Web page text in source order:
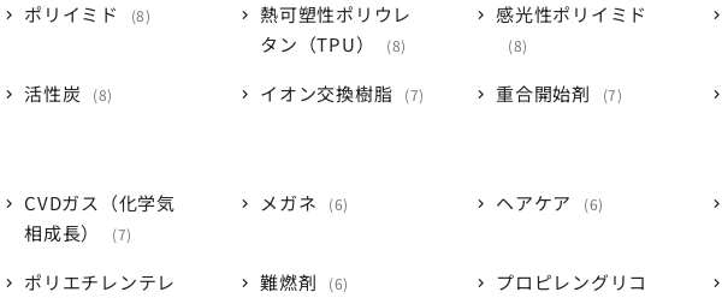
ポリイミド 8
熱可塑性ポリウレ
タン（TPU）
8
感光性ポリイミド
8
活性炭 8 イオン交換樹脂 7 重合開始剤 7
CVDガス（化学気
相成長）
7
メガネ 6 ヘアケア 6
ポリエチレンテレ
難燃剤 6
プロピレングリコ